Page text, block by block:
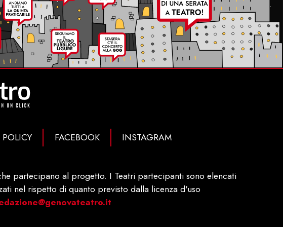
FACEBOOK INSTAGRAM
partecipano al progetto. I Teatri partecipanti sono elencati
nel rispetto di quanto previsto dalla licenza d'uso